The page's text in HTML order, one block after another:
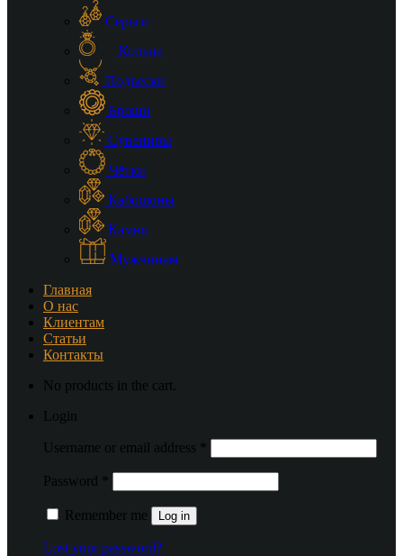
Серьги
Кольца
Подвески
Броши
Сувениры
Чётки
Кабошоны
Камни
Мужчинам
Главная
О нас
Клиентам
Статьи
Контакты
No products in the cart.
Login
Username or email address
Password
Remember me Log in
Lost your password?